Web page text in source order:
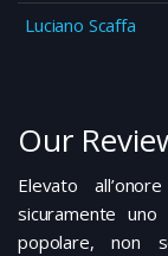
Luciano Scaffa
Our
Elevato
sicuramente
popolare, non